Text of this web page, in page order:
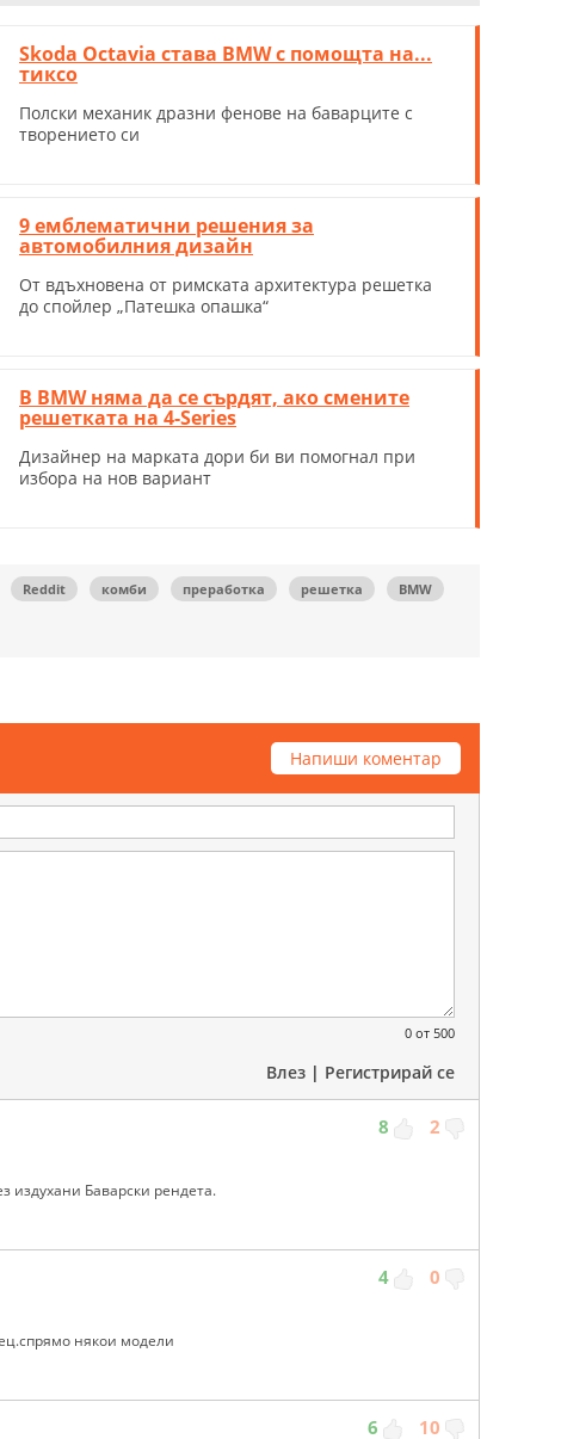
Skoda Octavia става BMW с помощта на...
тиксо
Полски механик дразни фенове на баварците с
творението си
9 емблематични решения за
автомобилния дизайн
От вдъхновена от римската архитектура решетка
до спойлер „Патешка опашка“
В BMW няма да се сърдят, ако смените
решетката на 4-Series
Дизайнер на марката дори би ви помогнал при
избора на нов вариант
Reddit комби преработка решетка
BMW
Напиши коментар
0 от 500
Влез | Регистрирай се
8 2
издухани Баварски рендета.
4 0
някои модели
6 10